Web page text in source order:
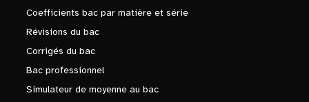
Coefficients bac par matière et série
Révisions du bac
Corrigés du bac
Bac professionnel
Simulateur de moyenne au bac